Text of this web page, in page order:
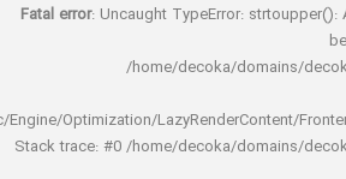
Fatal error : Uncaught TypeError:
/home/decoka/
rocket/inc/Engine/Optimization/
Stack trace: #0 /home/decoka/